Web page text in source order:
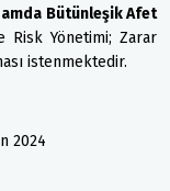
Bütünleşik Afet
Risk Yönetimi; Zarar
istenmektedir.
2024